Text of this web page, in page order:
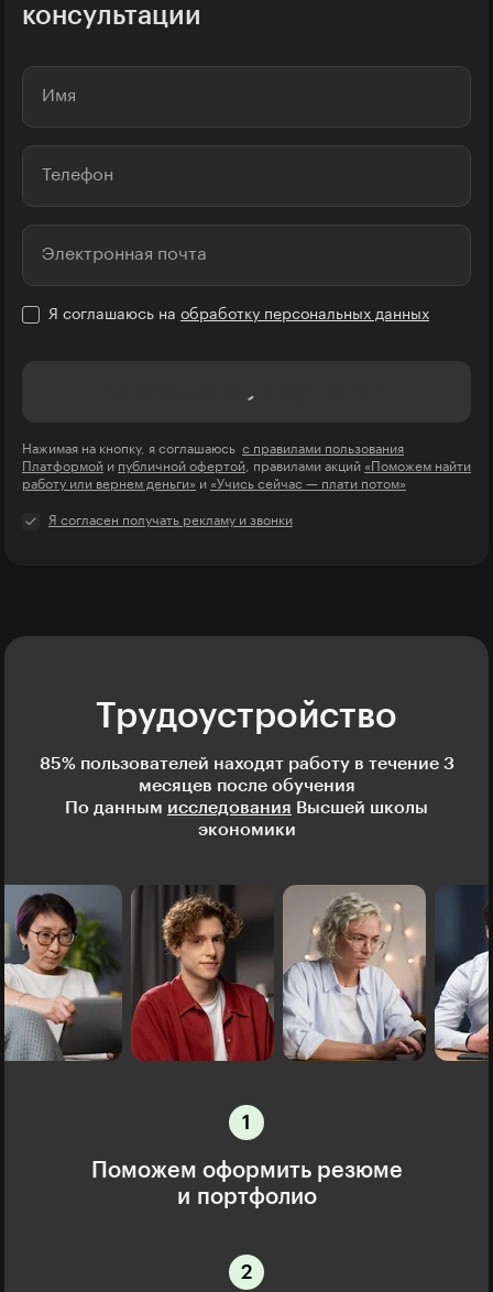
консультации
Имя
Телефон
Электронная почта
Я соглашаюсь на обработку персональных данных
Записаться на консультацию
Нажимая на кнопку, я соглашаюсь с правилами пользования
Платформой и публичной офертой, правилами акций «Поможем найти
работу или вернем деньги» и «Учись сейчас — плати потом»
Я согласен получать рекламу и звонки
Трудоустройство
85% пользователей находят работу в течение 3
месяцев после обучения
По данным исследования Высшей школы
экономики
Поможем оформить резюме
и портфолио